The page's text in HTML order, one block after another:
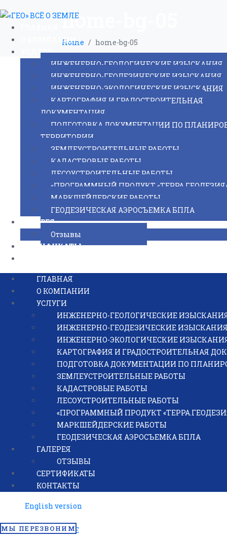
О КОМПАНИИ
УСЛУГИ
ИНЖЕНЕРНО-ГЕОЛОГИЧЕСКИЕ ИЗЫСКАНИЯ
ИНЖЕНЕРНО-ГЕОДЕЗИЧЕСКИЕ ИЗЫСКАНИЯ
ИНЖЕНЕРНО-ЭКОЛОГИЧЕСКИЕ ИЗЫСКАНИЯ
КАРТОГРАФИЯ И ГРАДОСТРОИТЕЛЬНАЯ
ДОКУМЕНТАЦИЯ
ПОДГОТОВКА ДОКУМЕНТАЦИИ ПО
ТЕРРИТОРИИ
ЗЕМЛЕУСТРОИТЕЛЬНЫЕ РАБОТЫ
КАДАСТРОВЫЕ РАБОТЫ
ЛЕСОУСТРОИТЕЛЬНЫЕ РАБОТЫ
«ПРОГРАММНЫЙ ПРОДУКТ
МАРКШЕЙДЕРСКИЕ РАБОТЫ
ГЕОДЕЗИЧЕСКАЯ АЭРОСЪЕМКА БПЛА
ГАЛЕРЕЯ
Отзывы
СЕРТИФИКАТЫ
ГЛАВНАЯ
О КОМПАНИИ
УСЛУГИ
ИНЖЕНЕРНО-ГЕОЛОГИЧЕСКИЕ
ИНЖЕНЕРНО-ГЕОДЕЗИЧЕСКИЕ ИЗЫСКАНИЯ
ИНЖЕНЕРНО-ЭКОЛОГИЧЕСКИЕ
КАРТОГРАФИЯ И ГРАДОСТРОИТЕЛЬНАЯ
ПОДГОТОВКА ДОКУМЕНТАЦИИ ПО
ЗЕМЛЕУСТРОИТЕЛЬНЫЕ РАБОТЫ
КАДАСТРОВЫЕ РАБОТЫ
ЛЕСОУСТРОИТЕЛЬНЫЕ РАБОТЫ
«ПРОГРАММНЫЙ ПРОДУКТ
МАРКШЕЙДЕРСКИЕ РАБОТЫ
ГЕОДЕЗИЧЕСКАЯ АЭРОСЪЕМКА БПЛА
ГАЛЕРЕЯ
ОТЗЫВЫ
СЕРТИФИКАТЫ
КОНТАКТЫ
English version
МЫ ПЕРЕЗВОНИМ
home-bg-05
Home home-bg-05
Получите
по телефону: 8
Или оставьте заявку, и наш специалист
вопросы
ОСТАВИТЬ ЗАЯВКУ